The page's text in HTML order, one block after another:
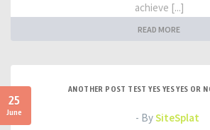
achieve [...]
READ MORE
25
June
ANOTHER POST TEST YES YES YES OR
- BySiteSplat